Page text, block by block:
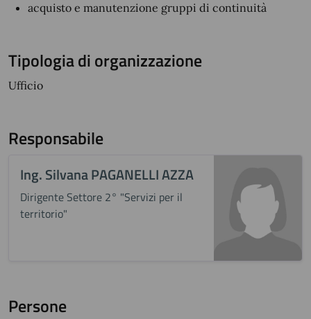
acquisto e manutenzione gruppi di continuità
Tipologia di organizzazione
Ufficio
Responsabile
Ing. Silvana PAGANELLI AZZA
Dirigente Settore 2° "Servizi per il
territorio"
Persone